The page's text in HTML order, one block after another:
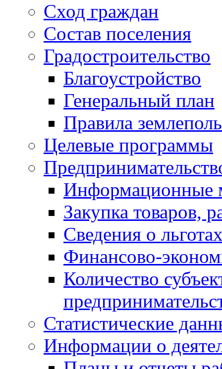
Сход граждан
Состав поселения
Градостроительство
Благоустройство
Генеральный план
Правила
Целевые программы
Информационные
Закупка товаров,
Сведения о
Финансово-
Количество
Статистические
Информации о